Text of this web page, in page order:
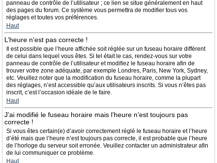
panneau de contrôle de l’utilisateur ; ce lien se situe généralement en haut
des pages du forum. Ce système vous permettra de modifier tous vos
réglages et toutes vos préférences.
Haut
L’heure n’est pas correcte !
Il est possible que l’heure affichée soit réglée sur un fuseau horaire différent
de celui dans lequel vous êtes. Si tel était le cas, rendez-vous sur votre
panneau de contrôle de l’utilisateur et modifiez le fuseau horaire afin de
trouver votre zone adéquate, par exemple Londres, Paris, New York, Sydney,
etc. Veuillez noter que la modification du fuseau horaire, comme la plupart
des réglages, n’est accessible qu’aux utilisateurs inscrits. Si vous n’êtes pas
inscrit, c’est l’occasion idéale de le faire.
Haut
J’ai modifié le fuseau horaire mais l’heure n’est toujours pas
correcte !
Si vous êtes certain(e) d’avoir correctement réglé le fuseau horaire et l’heure
d’été mais que l’heure n’est toujours pas correcte, il est probable que l’heure
de l’horloge du serveur soit erronée. Veuillez contacter un administrateur afin
de lui communiquer ce problème.
Haut